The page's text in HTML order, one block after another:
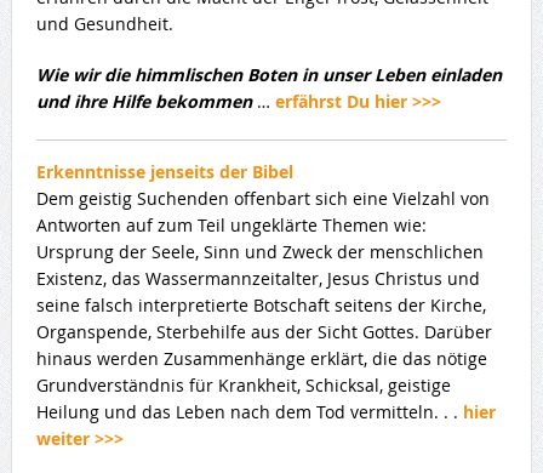
und Gesundheit.
Wie wir die himmlischen Boten in unser Leben einladen
und ihre Hilfe bekommen … erfährst Du hier >>>
Erkenntnisse jenseits der Bibel
Dem geistig Suchenden offenbart sich eine Vielzahl von
Antworten auf zum Teil ungeklärte Themen wie:
Ursprung der Seele, Sinn und Zweck der menschlichen
Existenz, das Wassermannzeitalter, Jesus Christus und
seine falsch interpretierte Botschaft seitens der Kirche,
Organspende, Sterbehilfe aus der Sicht Gottes. Darüber
hinaus werden Zusammenhänge erklärt, die das nötige
Grundverständnis für Krankheit, Schicksal, geistige
Heilung und das Leben nach dem Tod vermitteln. . . hier
weiter >>>